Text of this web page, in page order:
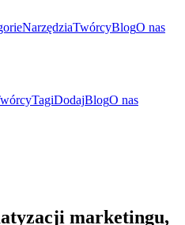
NarzędziaTwórcyBlogO nas
TagiDodajBlogO nas
marketingu,